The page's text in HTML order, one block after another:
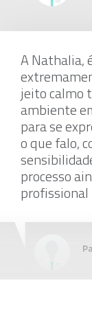
A Nathalia,
jeito calmo
ambiente
para se
o que falo,
processo
profissional